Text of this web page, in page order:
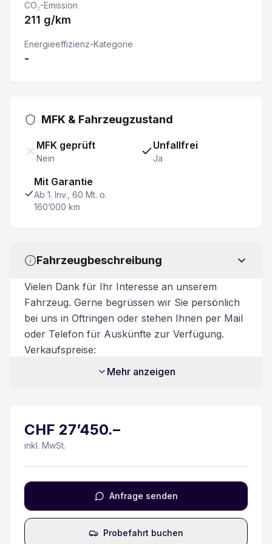
Details siehe gültige Preisliste des Importeurs
LED Tagfahrlicht
Trennwand mit Fenster
Geschwindigkeitsregelanlage
Verkehrsschild-Erkennungssystem
Keyless Zugang/ Starten
Totwinkel-Assistent
Nebelscheinwerfer
CO₂-Emission
211 g/km
Energieeffizienz-Kategorie
-
MFK & Fahrzeugzustand
MFK geprüft
Nein
Unfallfrei
Ja
Mit Garantie
Ab 1. Inv., 60 Mt. o.
160’000 km
Fahrzeugbeschreibung
Vielen Dank für Ihr Interesse an unserem
Fahrzeug. Gerne begrüssen wir Sie persönlich
bei uns in Oftringen oder stehen Ihnen per Mail
oder Telefon für Auskünfte zur Verfügung.
Verkaufspreise:
Unsere Verkaufspreise sind inkl. 8.1%
Beim Kauf eines Fahrzeuges ist ein
Ablieferungspaket für CHF 550.- optional
- Vignette
- Fahrzeugaufbereitung
- Garantie bei Kauf des Ablieferungspakets
Mehr anzeigen
CHF 27’450.–
inkl. MwSt.
Anfrage senden
Probefahrt buchen